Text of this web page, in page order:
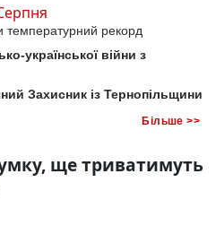
температурний рекорд
української війни з
Захисник із Тернопільщини
Більше >>
ще триватимуть